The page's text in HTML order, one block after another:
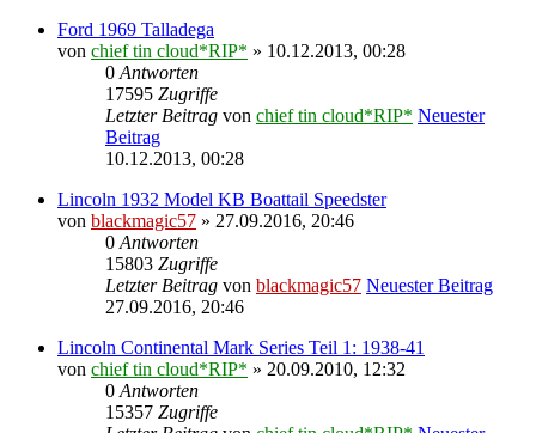
Ford 1969 Talladega
von chief tin cloud*RIP* » 10.12.2013, 00:28
0 Antworten
17595 Zugriffe
Letzter Beitrag von chief tin cloud*RIP* Neuester
Beitrag
10.12.2013, 00:28
Lincoln 1932 Model KB Boattail Speedster
von blackmagic57 » 27.09.2016, 20:46
0 Antworten
15803 Zugriffe
Letzter Beitrag von blackmagic57 Neuester Beitrag
27.09.2016, 20:46
Lincoln Continental Mark Series Teil 1: 1938-41
von chief tin cloud*RIP* » 20.09.2010, 12:32
0 Antworten
15357 Zugriffe